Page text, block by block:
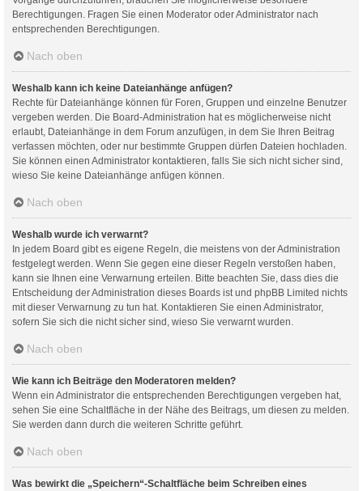
Berechtigungen. Fragen Sie einen Moderator oder Administrator nach
entsprechenden Berechtigungen.
Nach oben
Weshalb kann ich keine Dateianhänge anfügen?
Rechte für Dateianhänge können für Foren, Gruppen und einzelne Benutzer
vergeben werden. Die Board-Administration hat es möglicherweise nicht
erlaubt, Dateianhänge in dem Forum anzufügen, in dem Sie Ihren Beitrag
verfassen möchten, oder nur bestimmte Gruppen dürfen Dateien hochladen.
Sie können einen Administrator kontaktieren, falls Sie sich nicht sicher sind,
wieso Sie keine Dateianhänge anfügen können.
Nach oben
Weshalb wurde ich verwarnt?
In jedem Board gibt es eigene Regeln, die meistens von der Administration
festgelegt werden. Wenn Sie gegen eine dieser Regeln verstoßen haben,
kann sie Ihnen eine Verwarnung erteilen. Bitte beachten Sie, dass dies die
Entscheidung der Administration dieses Boards ist und phpBB Limited nichts
mit dieser Verwarnung zu tun hat. Kontaktieren Sie einen Administrator,
sofern Sie sich die nicht sicher sind, wieso Sie verwarnt wurden.
Nach oben
Wie kann ich Beiträge den Moderatoren melden?
Wenn ein Administrator die entsprechenden Berechtigungen vergeben hat,
sehen Sie eine Schaltfläche in der Nähe des Beitrags, um diesen zu melden.
Sie werden dann durch die weiteren Schritte geführt.
Nach oben
Was bewirkt die „Speichern“-Schaltfläche beim Schreiben eines